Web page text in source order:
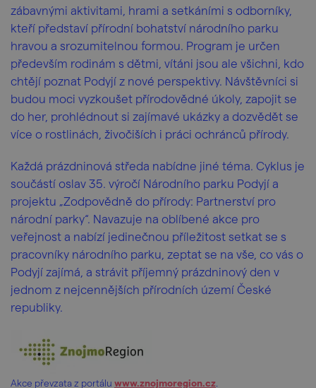
zábavnými aktivitami, hrami a setkáními s odborníky,
kteří představí přírodní bohatství národního parku
hravou a srozumitelnou formou. Program je určen
především rodinám s dětmi, vítáni jsou ale všichni, kdo
chtějí poznat Podyjí z nové perspektivy. Návštěvníci si
budou moci vyzkoušet přírodovědné úkoly, zapojit se
do her, prohlédnout si zajímavé ukázky a dozvědět se
více o rostlinách, živočiších i práci ochránců přírody.
Každá prázdninová středa nabídne jiné téma. Cyklus je
součástí oslav 35. výročí Národního parku Podyjí a
projektu „Zodpovědně do přírody: Partnerství pro
národní parky“. Navazuje na oblíbené akce pro
veřejnost a nabízí jedinečnou příležitost setkat se s
pracovníky národního parku, zeptat se na vše, co vás o
Podyjí zajímá, a strávit příjemný prázdninový den v
jednom z nejcennějších přírodních území České
republiky.
Akce převzata z portálu www.znojmoregion.cz